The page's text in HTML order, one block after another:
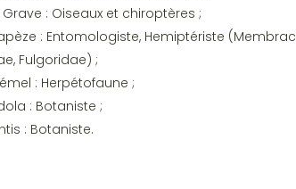
: Oiseaux et chiroptères ;
: Entomologiste, Hemiptériste
Fulgoridae) ;
: Herpétofaune ;
: Botaniste ;
: Botaniste.